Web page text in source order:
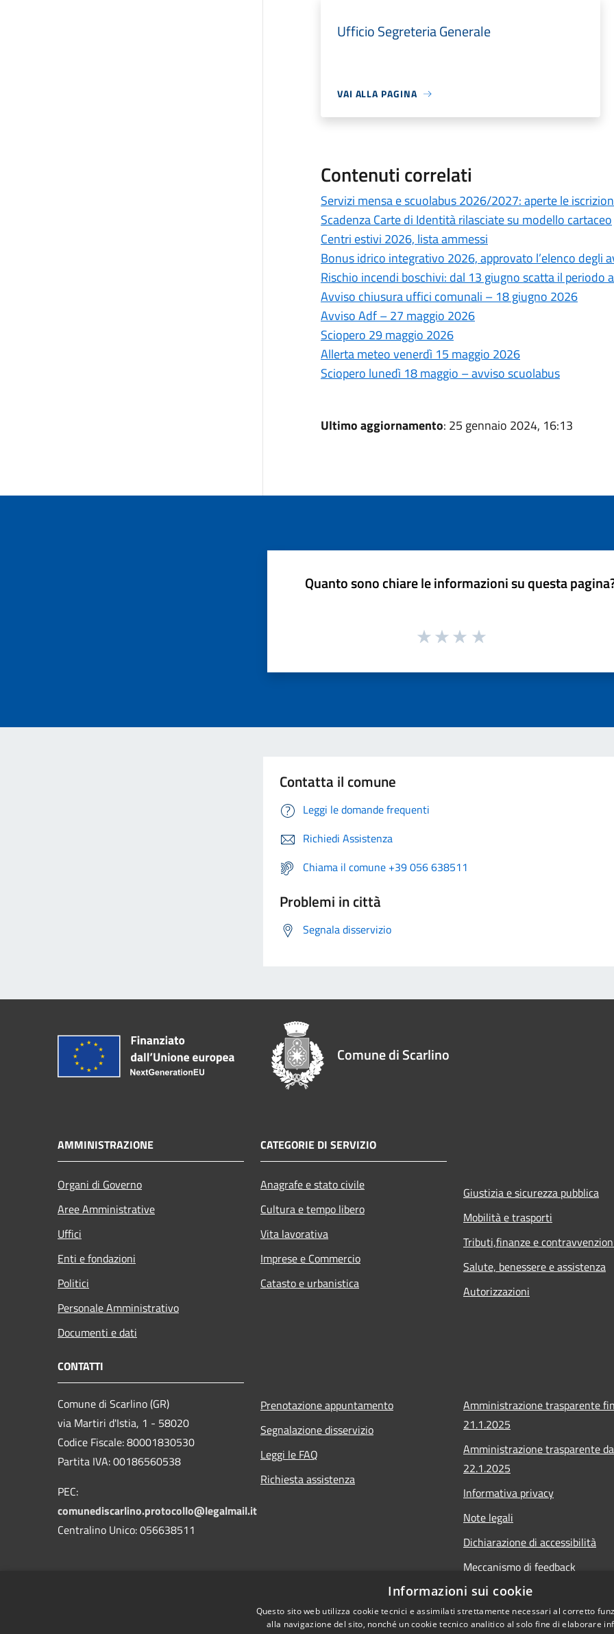
Ufficio Segreteria Generale
VAI ALLA PAGINA
Contenuti correlati
Servizi mensa e scuolabus 2026/2027: aperte le
Scadenza Carte di Identità rilasciate su modello cartaceo
Centri estivi 2026, lista ammessi
Bonus idrico integrativo 2026, approvato l’elenco degli
Rischio incendi boschivi: dal 13 giugno scatta il
Avviso chiusura uffici comunali – 18 giugno 2026
Avviso Adf – 27 maggio 2026
Sciopero 29 maggio 2026
Allerta meteo venerdì 15 maggio 2026
Sciopero lunedì 18 maggio – avviso scuolabus
Ultimo aggiornamento: 25 gennaio 2024, 16:13
Quanto sono chiare le informazioni su questa
Contatta il comune
Leggi le domande frequenti
Richiedi Assistenza
Chiama il comune +39 056 638511
Problemi in città
Segnala disservizio
Comune di Scarlino
AMMINISTRAZIONE
Organi di Governo
Aree Amministrative
Uffici
Enti e fondazioni
Politici
Personale Amministrativo
Documenti e dati
CATEGORIE DI SERVIZIO
Anagrafe e stato civile
Cultura e tempo libero
Vita lavorativa
Imprese e Commercio
Catasto e urbanistica
Giustizia e sicurezza pubblica
Mobilità e trasporti
Tributi,finanze e
Salute, benessere e assistenza
Autorizzazioni
CONTATTI
Comune di Scarlino (GR)
via Martiri d'Istia, 1 - 58020
Codice Fiscale: 80001830530
Partita IVA: 00186560538
PEC:
comunediscarlino.protocollo@legalmail.it
Centralino Unico: 056638511
Prenotazione appuntamento
Segnalazione disservizio
Leggi le FAQ
Richiesta assistenza
Amministrazione trasparente
21.1.2025
Amministrazione trasparente
22.1.2025
Informativa privacy
Note legali
Dichiarazione di accessibilità
Meccanismo di feedback
Whistleblowing
Informazioni sui cookie
Questo sito web utilizza cookie tecnici e assimilati strettamente necessari al corretto
alla navigazione del sito, nonché un cookie tecnico analitico al solo fine di elaborare